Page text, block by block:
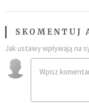
SKOMENTUJ
Jak ustawy wpływają na